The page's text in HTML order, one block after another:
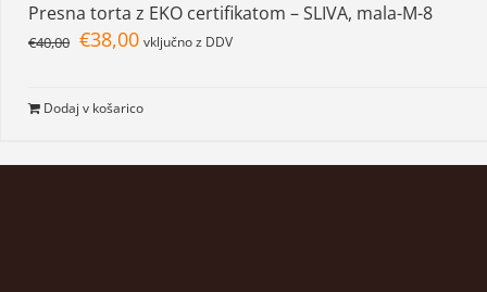
Presna torta z EKO certifikatom – SLIVA, mala-M-8
€40,00 €38,00 vključno z DDV
Dodaj v košarico